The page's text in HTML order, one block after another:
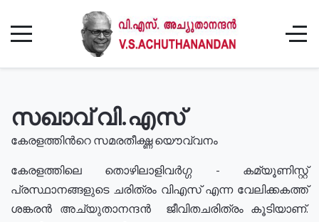
സഖാവ് വി.എസ്
കേരളത്തിൻറെ സമരതീക്ഷ്ണ യൌവ്വനം
കേരളത്തിലെ തൊഴിലാളിവർഗ്ഗ - കമ്യൂണിസ്റ്റ്
പ്രസ്ഥാനങ്ങളുടെ ചരിത്രം വിഎസ് എന്ന വേലിക്കകത്ത്
ശങ്കരൻ അച്യുതാനന്ദൻ ജീവിതചരിത്രം കൂടിയാണ്.